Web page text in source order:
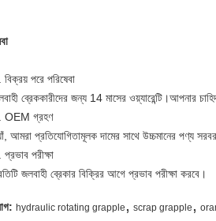
বিক্রয় পরে পরিষেবা
ব্রেককারীদের জন্য 14 মাসের ওয়্যারেন্টি।আপনার
OEM গ্রহণ
আমরা প্রতিযোগিতামূলক দামের সাথে উচ্চমানের পণ্য
পরীক্ষা
জলবাহী ব্রেকার বিক্রির আগে প্রভাব পরীক্ষা করবে।
hydraulic rotating grapple , scrap grapple ,